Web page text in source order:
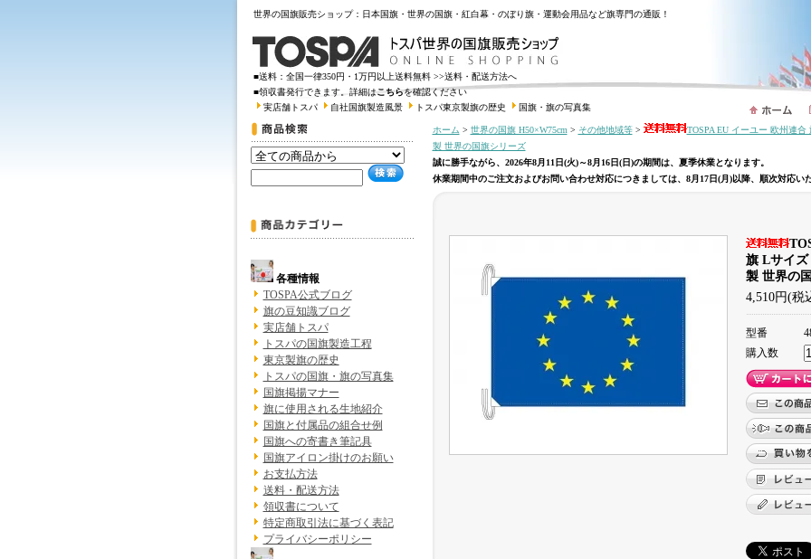
世界の国旗販売ショップ：日本国旗・世界の国旗・紅白幕・のぼり旗・運動会用品など旗専門の通販！
■送料：全国一律350円・1万円以上送料無料 >>送料・配送方法へ
■領収書発行できます。詳細はこちらを確認ください
実店舗トスパ
自社国旗製造風景 トスパ東京製旗の歴史 国旗・旗の写真集
各種情報
TOSPA公式ブログ
旗の豆知識ブログ
実店舗トスパ
トスパの国旗製造工程
東京製旗の歴史
トスパの国旗・旗の写真集
国旗掲揚マナー
旗に使用される生地紹介
国旗と付属品の組合せ例
国旗への寄書き筆記具
国旗アイロン掛けのお願い
お支払方法
送料・配送方法
領収書について
特定商取引法に基づく表記
プライバシーポリシー
ホーム > 世界の国旗 H50×W75cm > その他地域等>
TOSPA EU イーユー 欧州連
製 世界の国旗シリーズ
誠に勝手ながら、2026年8月11日(火)～8月16日(日)の期間は、夏季休業となります。
休業期間中のご注文およびお問い合わせ対応につきましては、8月17日(月)以降、順次対応いた
旗 Lサイズ
製 世界の
4,510円(税
型番
購入数